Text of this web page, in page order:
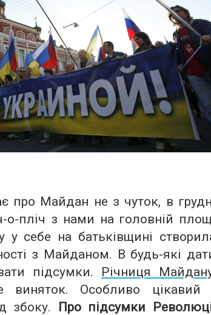
про Майдан не з чуток, в
о-пліч з нами на головній
себе на батьківщині
з Майданом. В будь-які
підсумки. Річниця
виняток. Особливо цікавий
збоку. Про підсумки